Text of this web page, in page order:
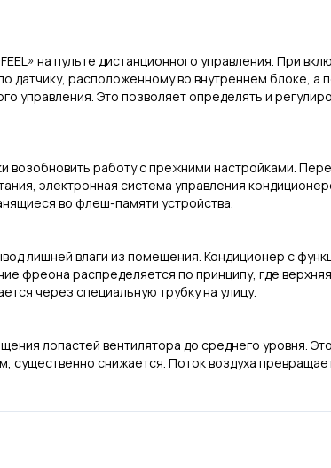
на пульте дистанционного управления. При
датчику, расположенному во внутреннем блоке, а
управления. Это позволяет определять и
возобновить работу с прежними настройками.
электронная система управления
во флеш-памяти устройства.
лишней влаги из помещения. Кондиционер с
фреона распределяется по принципу, где
через специальную трубку на улицу.
лопастей вентилятора до среднего уровня.
существенно снижается. Поток воздуха